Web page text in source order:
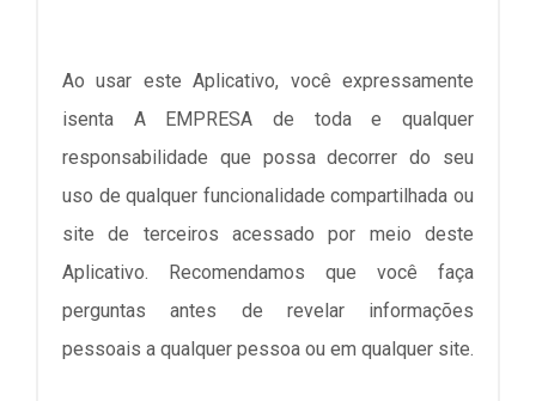
Ao usar este Aplicativo, você expressamente
isenta A EMPRESA de toda e qualquer
responsabilidade que possa decorrer do seu
uso de qualquer funcionalidade compartilhada ou
site de terceiros acessado por meio deste
Aplicativo. Recomendamos que você faça
perguntas antes de revelar informações
pessoais a qualquer pessoa ou em qualquer site.